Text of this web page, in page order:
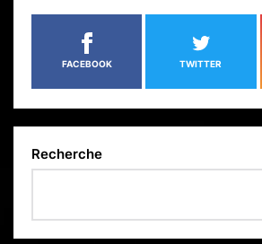
FACEBOOK TWITTER
Recherche